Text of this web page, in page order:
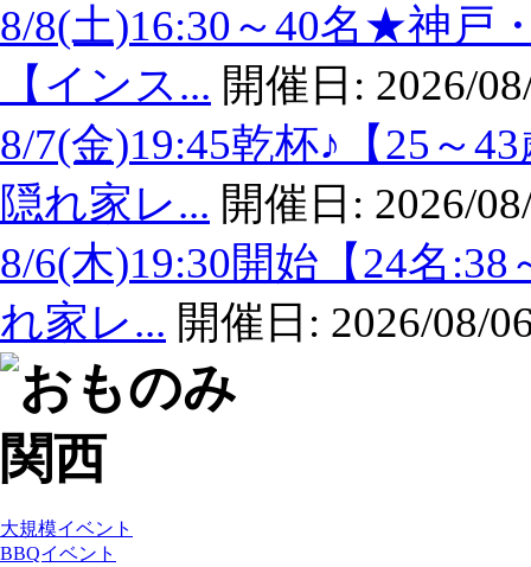
8/8(土)16:30～40名★神戸
【インス... 開催日: 2026/
8/7(金)19:45乾杯♪【25～
隠れ家レ... 開催日: 2026/
8/6(木)19:30開始【24名
れ家レ... 開催日: 2026/08/
大規模イベント
BBQイベント